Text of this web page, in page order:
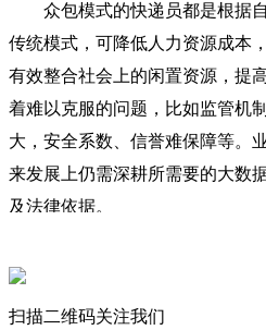
众包模式的快递员都是根据自
传统模式，可降低人力资源成本
有效整合社会上的闲置资源，提
着难以克服的问题，比如监管机
大，安全系数、信誉难保障等。
来发展上仍需深耕所需要的大数
及法律依据。
对于干线物流企业而言，终端
扫描二维码关注我们